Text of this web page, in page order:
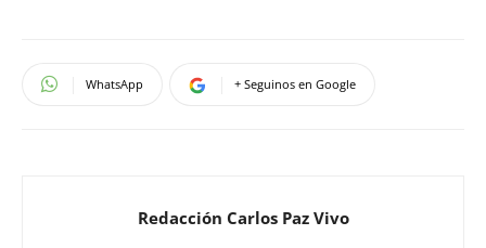
WhatsApp + Seguinos en Google
Redacción Carlos Paz Vivo